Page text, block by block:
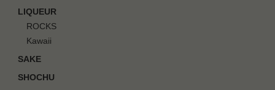
LIQUEUR
ROCKS
Kawaii
SAKE
SHOCHU